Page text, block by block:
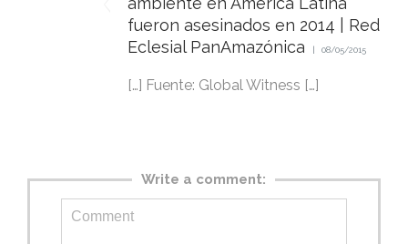
fueron asesinados en 2014 | Red
Eclesial PanAmazónica
08/05/2015
[…] Fuente: Global Witness […]
Write a comment: